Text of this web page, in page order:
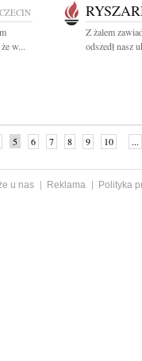
w...
Z żalem
odszedł nasz
5 6 7 8 9 10 ...
u nas Reklama
Polityka